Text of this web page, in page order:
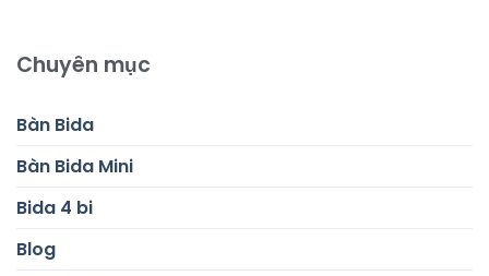
Chuyên mục
Bàn Bida
Bàn Bida Mini
Bida 4 bi
Blog